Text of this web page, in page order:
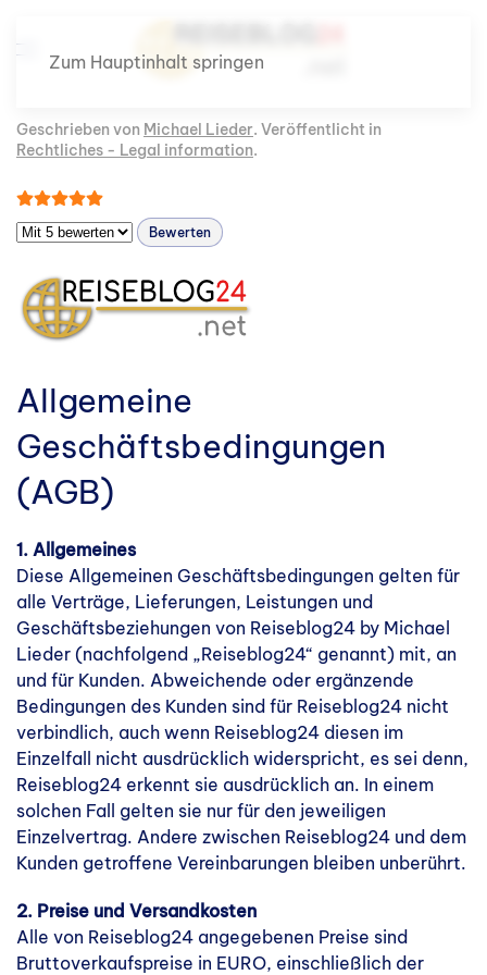
Zum Hauptinhalt springen
Geschrieben von Michael Lieder. Veröffentlicht in
Rechtliches - Legal information.
Bewertung:
Bitte bewerten
Allgemeine
Geschäftsbedingungen
(AGB)
1. Allgemeines
Diese Allgemeinen Geschäftsbedingungen gelten für
alle Verträge, Lieferungen, Leistungen und
Geschäftsbeziehungen von Reiseblog24 by Michael
Lieder (nachfolgend „Reiseblog24“ genannt) mit, an
und für Kunden. Abweichende oder ergänzende
Bedingungen des Kunden sind für Reiseblog24 nicht
verbindlich, auch wenn Reiseblog24 diesen im
Einzelfall nicht ausdrücklich widerspricht, es sei denn,
Reiseblog24 erkennt sie ausdrücklich an. In einem
solchen Fall gelten sie nur für den jeweiligen
Einzelvertrag. Andere zwischen Reiseblog24 und dem
Kunden getroffene Vereinbarungen bleiben unberührt.
2. Preise und Versandkosten
Alle von Reiseblog24 angegebenen Preise sind
Bruttoverkaufspreise in EURO, einschließlich der